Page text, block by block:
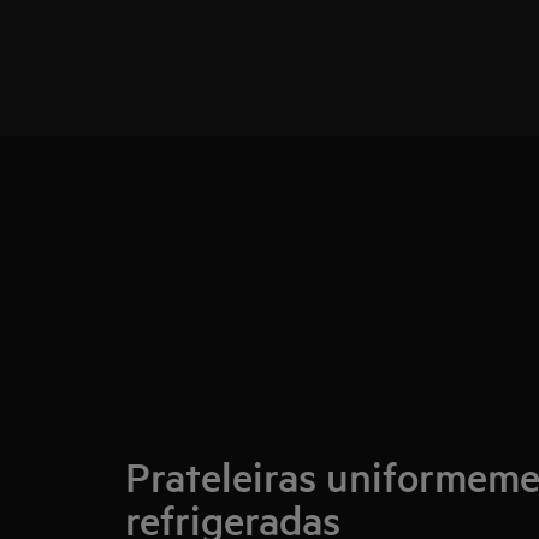
Prateleiras
refrigeradas